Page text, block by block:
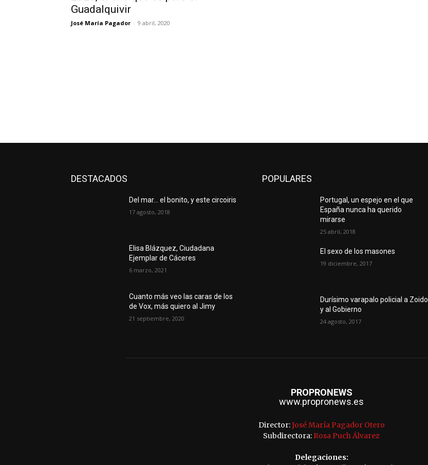
Guadalquivir
José María Pagador - 9 abril, 2020
DESTACADOS
Del mar… el bonito, y este circoiris
17 agosto, 2018
Elisa Blázquez, Ciudadana
Ejemplar de Cáceres
6 marzo, 2021
Cuanto más veo las caras de los
de Vox, más quiero al Jimy
21 septiembre, 2020
POPULARES
Portugal, un espejo en el que
España nunca ha querido
mirarse
25 abril, 2018
El sexo de los masones
19 diciembre, 2017
Durísimo varapalo policial a Zoido
y al Gobierno
24 agosto, 2017
PROPRONEWS
www.propronews.es
Director:José María Pagador Otero
Subdirectora: Rosa Puch Álvarez
Delegaciones: